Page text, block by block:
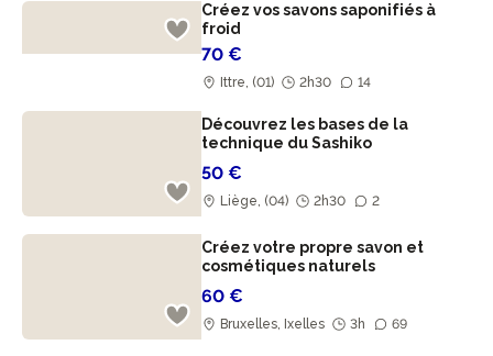
Créez vos savons saponifiés à
froid
70 €
Ittre, (01) 2h30 14
Découvrez les bases de la
technique du Sashiko
50 €
Liège, (04) 2h30 2
Créez votre propre savon et
cosmétiques naturels
60 €
Bruxelles, Ixelles 3h 69